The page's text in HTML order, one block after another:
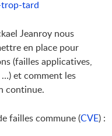
tard
Jeanroy nous
en place pour
(failles applicatives,
et comment les
continue.
failles commune (CVE) :